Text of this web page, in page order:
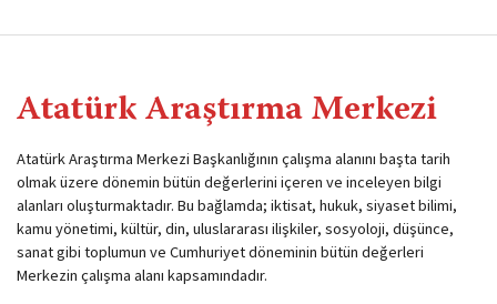
Atatürk Araştırma Merkezi
Atatürk Araştırma Merkezi Başkanlığının çalışma alanını başta tarih
olmak üzere dönemin bütün değerlerini içeren ve inceleyen bilgi
alanları oluşturmaktadır. Bu bağlamda; iktisat, hukuk, siyaset bilimi,
kamu yönetimi, kültür, din, uluslararası ilişkiler, sosyoloji, düşünce,
sanat gibi toplumun ve Cumhuriyet döneminin bütün değerleri
Merkezin çalışma alanı kapsamındadır.